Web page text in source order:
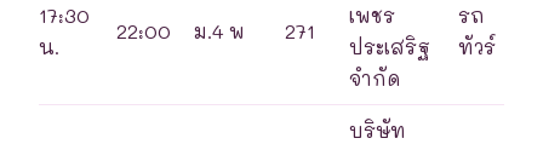
17:30
น.
22:00 ม.4 พ 271
เพชร
ประเสริฐ
จำกัด
รถ
ทัวร์
บริษัท